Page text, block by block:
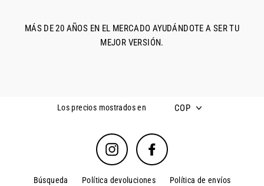
MÁS DE 20 AÑOS EN EL MERCADO AYUDÁNDOTE A SER TU
MEJOR VERSIÓN.
Los precios mostrados en COP
Instagram Facebook
Búsqueda Política devoluciones
Política de envíos